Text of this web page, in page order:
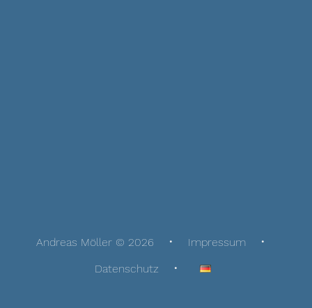
Andreas Möller © 2026
Impressum
Datenschutz